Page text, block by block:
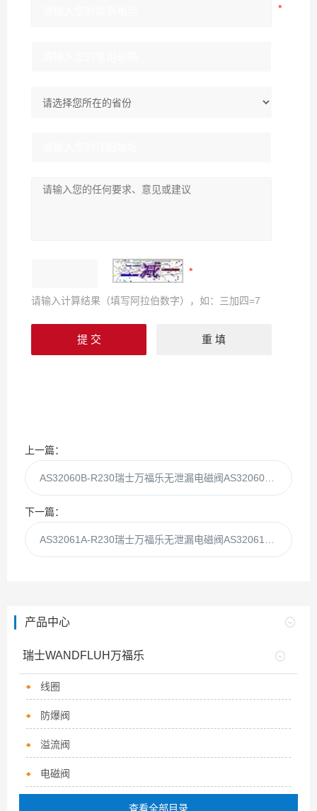
请输入计算结果（填写阿拉伯数字），如：三加四=7
上一篇：
下一篇：
产品中心
瑞士WANDFLUH万福乐
线圈
防爆阀
溢流阀
电磁阀
查看全部目录